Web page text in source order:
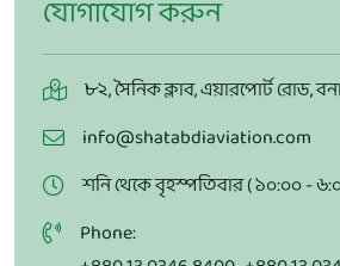
যোগাযোগ করুন
৮২, সৈনিক ক্লাব, এয়ারপোর্ট রোড,
info@shatabdiaviation.com
শনি থেকে বৃহস্পতিবার ( ১০:০০ -
Phone: